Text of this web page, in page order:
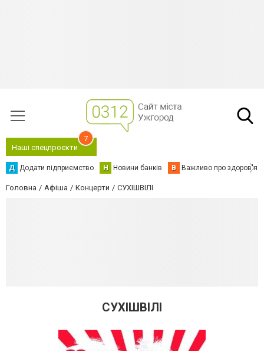
Наші спецпроєкти
7
Д Додати підприємство Н Новини банків В Важливо про здоров'я
Головна Афіша Концерти СУХІШВІЛІ
СУХІШВІЛІ